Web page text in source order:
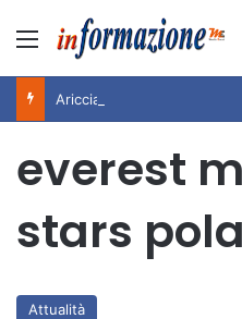
Menu
everest
stars
Attualità